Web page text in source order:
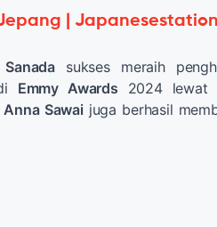
|
sukses meraih
Emmy Awards 2024 lewat
Anna Sawai juga berhasil